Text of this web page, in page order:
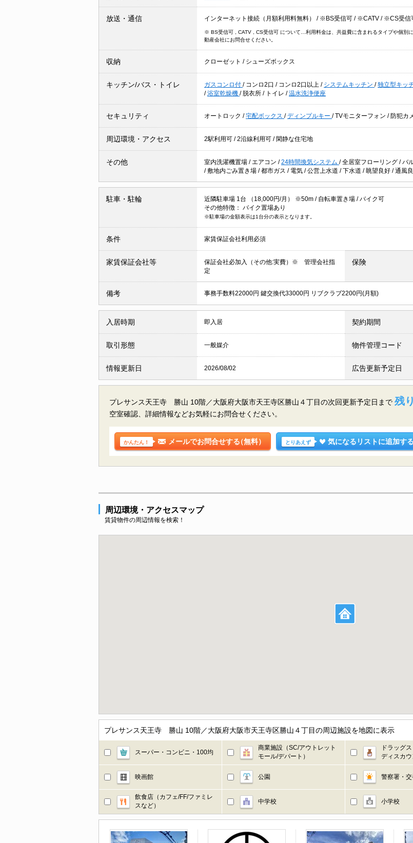
放送・通信 インターネット接続（月額利用料無料） / ※BS受信可 / ※CATV / ※CS受信
※ BS受信可 , CATV , CS受信可 について…利用料金は、共益費に含まれるタイプや個別
動産会社にお問合せください。
収納 クローゼット / シューズボックス
キッチン/バス・トイレ ガスコンロ付 / コンロ2口 / コンロ2口以上 / システムキッチン /独立型キッ
/浴室乾燥機 / 脱衣所 / トイレ /温水洗浄便座
セキュリティ オートロック /宅配ボックス /ディンプルキー /TVモニターフォン / 防犯カ
周辺環境・アクセス 2駅利用可 /2沿線利用可 / 閑静な住宅地
その他 室内洗濯機置場 / エアコン /24時間換気システム /全居室フローリング /バ
/敷地内ごみ置き場 /都市ガス / 電気 /公営上水道 /下水道 / 眺望良好 /通風
駐車・駐輪 近隣駐車場 1台 （18,000円/月） ※50m / 自転車置き場 /バイク可
その他特徴： バイク置場あり
※駐車場の金額表示は1台分の表示となります。
条件 家賃保証会社利用必須
家賃保証会社等
保証会社必加入（その他:実費）※ 管理会社指
定
保険
備考 事務手数料22000円 鍵交換代33000円 リブクラブ2200円(月額)
入居時期 即入居 契約期間
取引形態 一般媒介 物件管理コード
情報更新日 2026/08/02 広告更新予定日
プレサンス天王寺 勝山 10階／大阪府大阪市天王寺区勝山４丁目の次回更新予定日まで 残
空室確認、詳細情報などお気軽にお問合せください。
かんたん！ メールでお問合せする（無料） とりあえず 気になるリストに追加する
周辺環境・アクセスマップ
賃貸物件の周辺情報を検索！
プレサンス天王寺 勝山 10階／大阪府大阪市天王寺区勝山４丁目の周辺施設を地図に表示
スーパー・コンビニ・100均
商業施設（SC/アウトレット
モール/デパート）
ドラッグ
ディスカ
映画館 公園 警察署・交
飲食店（カフェ/FF/ファミレ
スなど）
中学校 小学校